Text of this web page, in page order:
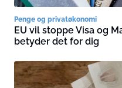
Penge og privatøkonomi
EU vil stoppe Visa og
betyder det for dig